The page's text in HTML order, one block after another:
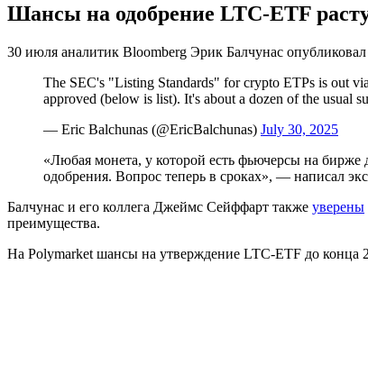
Шансы на одобрение LTC-ETF
30 июля аналитик Bloomberg Эрик Балчунас
The SEC's "Listing Standards" for crypto ETPs is out
approved (below is list). It's about a dozen of the usual
— Eric Balchunas (@EricBalchunas) July 30, 2025
«Любая монета, у которой есть фьючерсы на бирже
одобрения. Вопрос теперь в сроках», — написал
Балчунас и его коллега Джеймс Сейффарт также уверены
преимущества.
На Polymarket шансы на утверждение LTC-ETF до конца